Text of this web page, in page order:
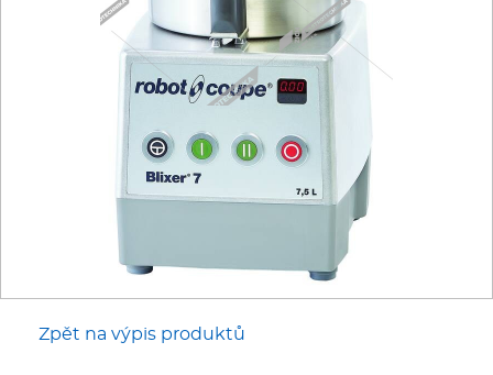
Grilovací desky - Grily
Prostředky-Změkčovače
Chlazení
Roboty
Zpět na výpis produktů